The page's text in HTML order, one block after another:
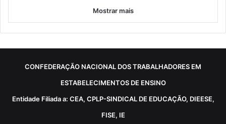
Mostrar mais
CONFEDERAÇÃO NACIONAL DOS TRABALHADORES EM
ESTABELECIMENTOS DE ENSINO
Entidade Filiada a: CEA, CPLP-SINDICAL DE EDUCAÇÃO, DIEESE,
FISE, IE